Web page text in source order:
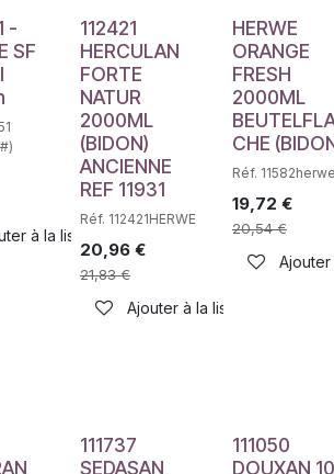
-
SF
à la liste de souhaits
112421
HERCULAN
FORTE
NATUR
2000ML
(BIDON)
ANCIENNE
REF 11931
Réf. 112421HERWE
20,96€
21,83€
Ajouter à la liste de souhaits
HERWE
ORANGE
FRESH
2000ML
CHE
Réf. 11582herwe
19,72 €
20,54€
Ajouter
111737
SEDASAN
111050
DOUXAN